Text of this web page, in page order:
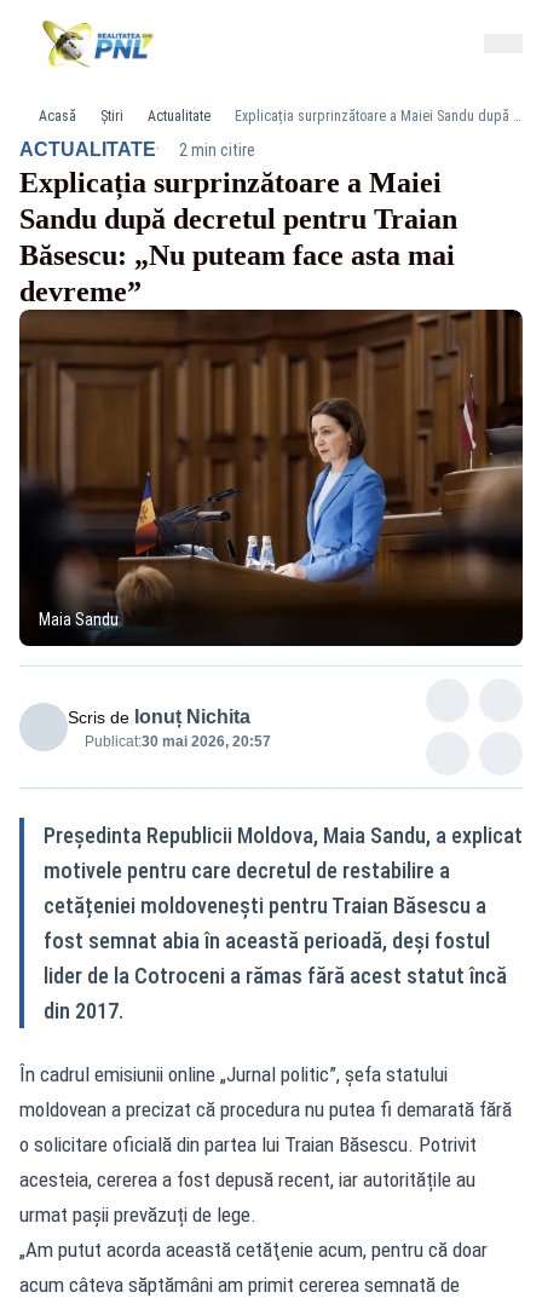
Acasă Știri Actualitate Explicația surprinzătoare a Maiei Sandu după decretul pentru Traian Băsescu: „Nu puteam face asta mai devreme”
ACTUALITATE· 2 min citire
Explicația surprinzătoare a Maiei
Sandu după decretul pentru Traian
Băsescu: „Nu puteam face asta mai
devreme”
Maia Sandu
Scris de Ionuț Nichita
Publicat:30 mai 2026, 20:57
Președinta Republicii Moldova, Maia Sandu, a explicat
motivele pentru care decretul de restabilire a
cetățeniei moldovenești pentru Traian Băsescu a
fost semnat abia în această perioadă, deși fostul
lider de la Cotroceni a rămas fără acest statut încă
din 2017.
În cadrul emisiunii online „Jurnal politic”, șefa statului
moldovean a precizat că procedura nu putea fi demarată fără
o solicitare oficială din partea lui Traian Băsescu. Potrivit
acesteia, cererea a fost depusă recent, iar autoritățile au
urmat pașii prevăzuți de lege.
„Am putut acorda această cetăţenie acum, pentru că doar
acum câteva săptămâni am primit cererea semnată de